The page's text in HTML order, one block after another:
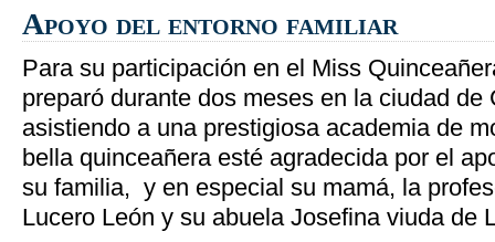
Apoyo del entorno familiar
Para su participación en el Miss
preparó durante dos meses en la ciudad de
asistiendo a una prestigiosa academia de
bella quinceañera esté agradecida por el
su familia, y en especial su mamá, la
Lucero León y su abuela Josefina viuda de